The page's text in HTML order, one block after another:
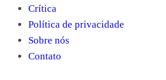
Crítica
Política de privacidade
Sobre nós
Contato